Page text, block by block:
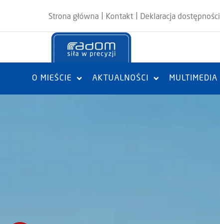
Strona główna Kontakt Deklaracja dostępności
O MIEŚCIE AKTUALNOŚCI MULTIMEDIA